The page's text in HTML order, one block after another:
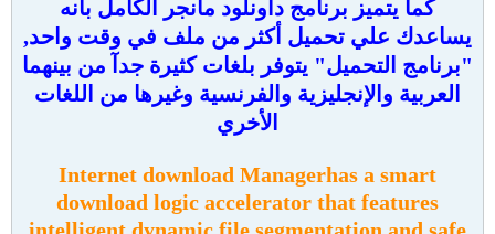
كما يتميز برنامج داونلود مانجر الكامل بأنه
يساعدك علي تحميل أكثر من ملف في وقت واحد,
"برنامج التحميل" يتوفر بلغات كثيرة جدآ من بينهما
العربية والإنجليزية والفرنسية وغيرها من اللغات
الأخري
Internet download Managerhas a smart
download logic accelerator that features